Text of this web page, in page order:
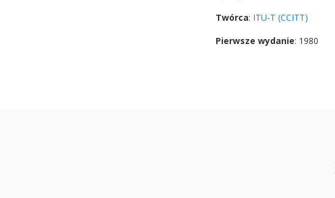
Twórca: ITU-T (CCITT)
Pierwsze wydanie: 1980